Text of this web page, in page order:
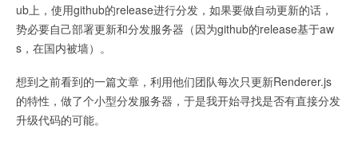
ub上，使用github的release进行分发，如果要做自动更新的话，
势必要自己部署更新和分发服务器（因为github的release基于aw
s，在国内被墙）。
想到之前看到的一篇文章，利用他们团队每次只更新Renderer.js
的特性，做了个小型分发服务器，于是我开始寻找是否有直接分发
升级代码的可能。